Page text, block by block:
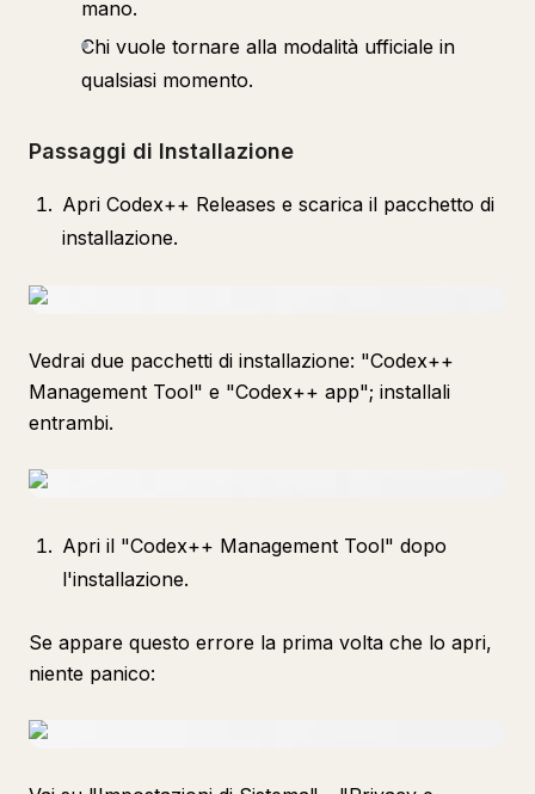
mano.
Chi vuole tornare alla modalità ufficiale in
qualsiasi momento.
Passaggi di Installazione
Apri Codex++ Releases e scarica il pacchetto di
installazione.
Vedrai due pacchetti di installazione: "Codex++
Management Tool" e "Codex++ app"; installali
entrambi.
Apri il "Codex++ Management Tool" dopo
l'installazione.
Se appare questo errore la prima volta che lo apri,
niente panico: